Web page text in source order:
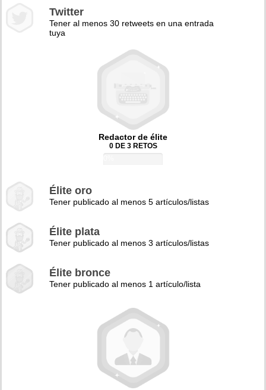
Twitter
Tener al menos 30 retweets en una entrada
tuya
Redactor de élite
0 DE 3 RETOS
Élite oro
Tener publicado al menos 5 artículos/listas
Élite plata
Tener publicado al menos 3 artículos/listas
Élite bronce
Tener publicado al menos 1 artículo/lista